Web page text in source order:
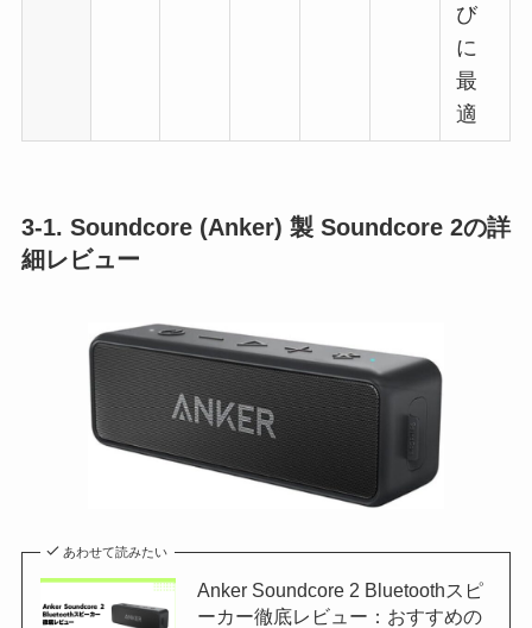
び
に
最
適
3-1. Soundcore (Anker) 製 Soundcore 2の詳
細レビュー
あわせて読みたい
Anker Soundcore 2 Bluetoothスピ
ーカー徹底レビュー：おすすめの